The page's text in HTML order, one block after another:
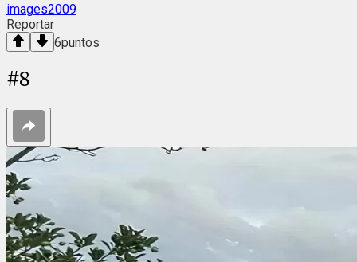
images2009
Reportar
6puntos
#8